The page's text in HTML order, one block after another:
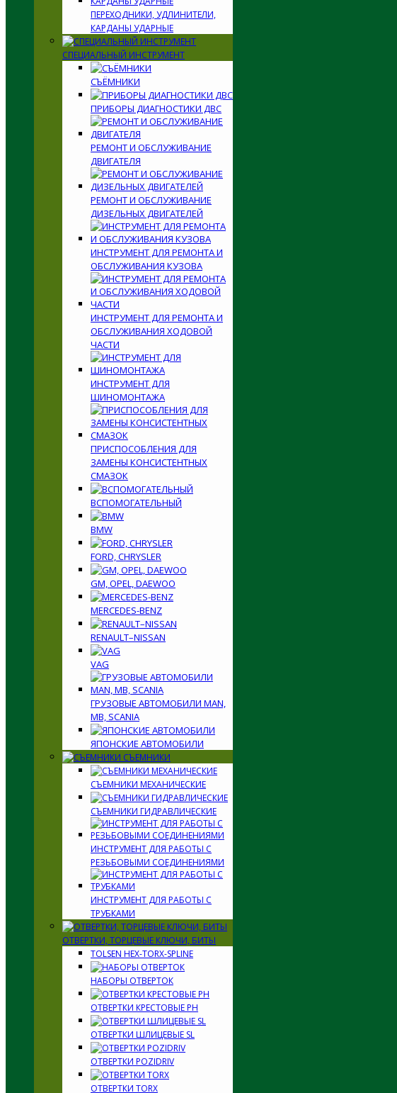
ПЕРЕХОДНИКИ, УДЛИНИТЕЛИ,
КАРДАНЫ УДАРНЫЕ
СПЕЦИАЛЬНЫЙ ИНСТРУМЕНТ
СЪЁМНИКИ
ПРИБОРЫ ДИАГНОСТИКИ ДВС
РЕМОНТ И ОБСЛУЖИВАНИЕ
ДВИГАТЕЛЯ
РЕМОНТ И ОБСЛУЖИВАНИЕ
ДИЗЕЛЬНЫХ ДВИГАТЕЛЕЙ
ИНСТРУМЕНТ ДЛЯ РЕМОНТА И
ОБСЛУЖИВАНИЯ КУЗОВА
ИНСТРУМЕНТ ДЛЯ РЕМОНТА И
ОБСЛУЖИВАНИЯ ХОДОВОЙ
ЧАСТИ
ИНСТРУМЕНТ ДЛЯ
ШИНОМОНТАЖА
ПРИСПОСОБЛЕНИЯ ДЛЯ
ЗАМЕНЫ КОНСИСТЕНТНЫХ
СМАЗОК
ВСПОМОГАТЕЛЬНЫЙ
BMW
FORD, CHRYSLER
GM, OPEL, DAEWOO
MERCEDES-BENZ
RENAULT–NISSAN
VAG
ГРУЗОВЫЕ АВТОМОБИЛИ MAN,
MB, SCANIA
ЯПОНСКИЕ АВТОМОБИЛИ
СЪЕМНИКИ
СЪЕМНИКИ МЕХАНИЧЕСКИЕ
СЪЕМНИКИ ГИДРАВЛИЧЕСКИЕ
ИНСТРУМЕНТ ДЛЯ РАБОТЫ С
РЕЗЬБОВЫМИ СОЕДИНЕНИЯМИ
ИНСТРУМЕНТ ДЛЯ РАБОТЫ С
ТРУБКАМИ
ОТВЕРТКИ, ТОРЦЕВЫЕ КЛЮЧИ, БИТЫ
TOLSEN HEX-TORX-SPLINE
НАБОРЫ ОТВЕРТОК
ОТВЕРТКИ КРЕСТОВЫЕ PH
ОТВЕРТКИ ШЛИЦЕВЫЕ SL
ОТВЕРТКИ POZIDRIV
ОТВЕРТКИ TORX